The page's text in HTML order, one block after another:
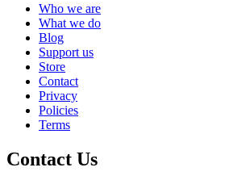
Who we are
What we do
Blog
Support us
Store
Contact
Privacy
Policies
Terms
Contact Us